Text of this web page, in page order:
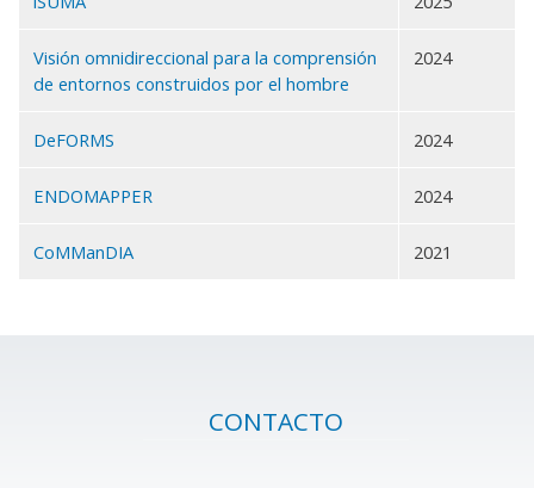
Visión omnidireccional para la comprensión
de entornos construidos por el hombre
2024
DeFORMS 2024
ENDOMAPPER 2024
CoMManDIA 2021
CONTACTO